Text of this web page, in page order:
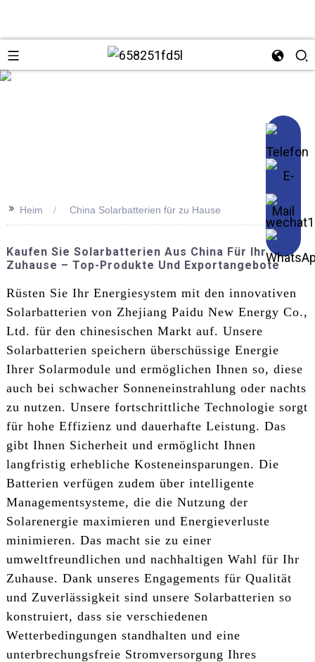
>> Heim China Solarbatterien für zu Hause
Kaufen Sie Solarbatterien Aus China Für Ihr
Zuhause – Top-Produkte Und Exportangebote
Rüsten Sie Ihr Energiesystem mit den innovativen
Solarbatterien von Zhejiang Paidu New Energy Co.,
Ltd. für den chinesischen Markt auf. Unsere
Solarbatterien speichern überschüssige Energie
Ihrer Solarmodule und ermöglichen Ihnen so, diese
auch bei schwacher Sonneneinstrahlung oder nachts
zu nutzen. Unsere fortschrittliche Technologie sorgt
für hohe Effizienz und dauerhafte Leistung. Das
gibt Ihnen Sicherheit und ermöglicht Ihnen
langfristig erhebliche Kosteneinsparungen. Die
Batterien verfügen zudem über intelligente
Managementsysteme, die die Nutzung der
Solarenergie maximieren und Energieverluste
minimieren. Das macht sie zu einer
umweltfreundlichen und nachhaltigen Wahl für Ihr
Zuhause. Dank unseres Engagements für Qualität
und Zuverlässigkeit sind unsere Solarbatterien so
konstruiert, dass sie verschiedenen
Wetterbedingungen standhalten und eine
unterbrechungsfreie Stromversorgung Ihres